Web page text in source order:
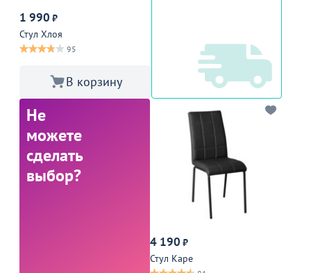
1 990 ₽
Стул Хлоя
95
В корзину
Не
можете
сделать
выбор?
4 190 ₽
Стул Каре